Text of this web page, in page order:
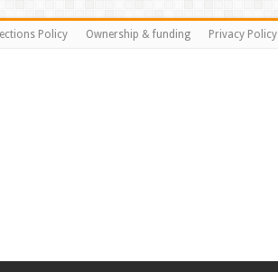
Policy Ownership & funding Privacy Policy